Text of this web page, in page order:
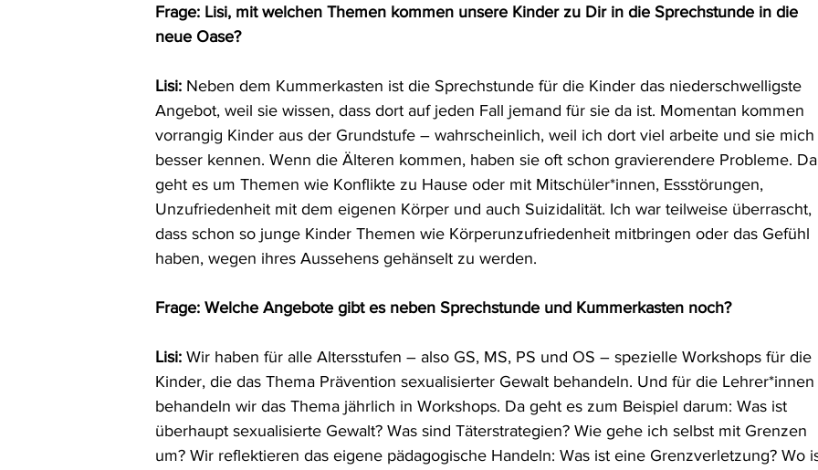
Frage: Lisi, mit welchen Themen kommen unsere Kinder zu Dir in die Sprechstunde in die
neue Oase?
Lisi: Neben dem Kummerkasten ist die Sprechstunde für die Kinder das niederschwelligste
Angebot, weil sie wissen, dass dort auf jeden Fall jemand für sie da ist. Momentan kommen
vorrangig Kinder aus der Grundstufe – wahrscheinlich, weil ich dort viel arbeite und sie mich
besser kennen. Wenn die Älteren kommen, haben sie oft schon gravierendere Probleme.
geht es um Themen wie Konflikte zu Hause oder mit Mitschüler*innen, Essstörungen,
Unzufriedenheit mit dem eigenen Körper und auch Suizidalität. Ich war teilweise überrascht,
dass schon so junge Kinder Themen wie Körperunzufriedenheit mitbringen oder das Gefühl
haben, wegen ihres Aussehens gehänselt zu werden.
Frage: Welche Angebote gibt es neben Sprechstunde und Kummerkasten noch?
Lisi: Wir haben für alle Altersstufen – also GS, MS, PS und OS – spezielle Workshops für die
Kinder, die das Thema Prävention sexualisierter Gewalt behandeln. Und für die Lehrer*innen
behandeln wir das Thema jährlich in Workshops. Da geht es zum Beispiel darum: Was ist
überhaupt sexualisierte Gewalt? Was sind Täterstrategien? Wie gehe ich selbst mit Grenzen
um? Wir reflektieren das eigene pädagogische Handeln: Was ist eine Grenzverletzung? Wo